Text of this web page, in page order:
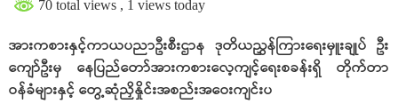
70 total views , 1 views today
အားကစားနှင့်ကာယပညာဦးစီးဌာန ဒုတိယညွှန်ကြားရေးမှူးချုပ် ဦး
ကျော်ဦးမှ နေပြည်တော်အားကစားလေ့ကျင့်ရေးစခန်းရှိ တိုက်တာ
ဝန်ခံများနှင့် တွေ့ဆုံညှိနှိုင်းအစည်းအဝေးကျင်းပ